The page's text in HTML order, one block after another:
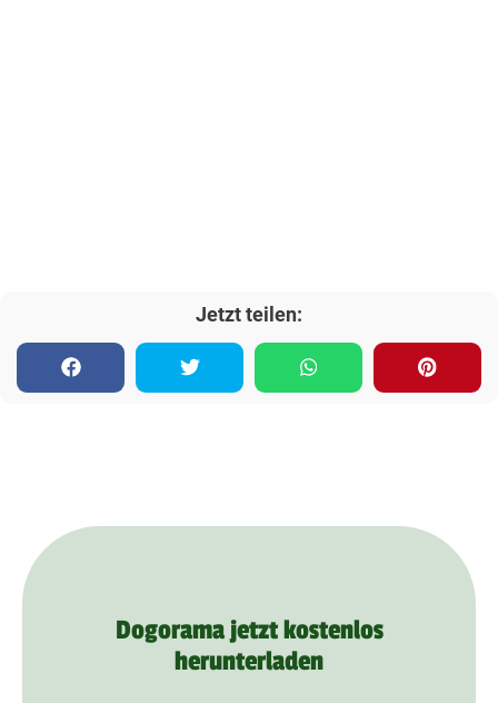
Jetzt teilen:
Dogorama jetzt kostenlos
herunterladen